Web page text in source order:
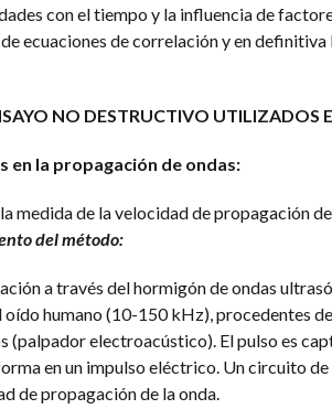
con el tiempo y la influencia de
ecuaciones de correlación y en
NO DESTRUCTIVO UTILIZADOS
en la propagación de ondas:
medida de la velocidad de propagación
del método:
a través del hormigón de ondas
humano (10-150 kHz), procedentes
(palpador electroacústico). El pulso es
en un impulso eléctrico. Un circuito
de propagación de la onda.